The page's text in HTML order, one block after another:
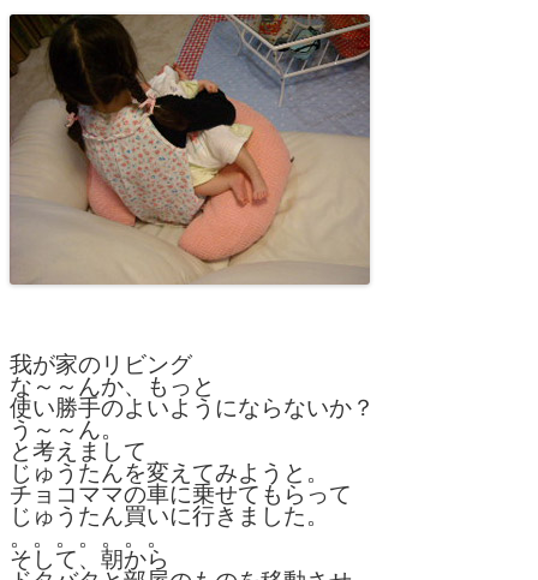
我が家のリビング
な～～んか、もっと
使い勝手のよいようにならないか？
う～～ん。
と考えまして
じゅうたんを変えてみようと。
チョコママの車に乗せてもらって
じゅうたん買いに行きました。
。。。。。。。
そして、朝から